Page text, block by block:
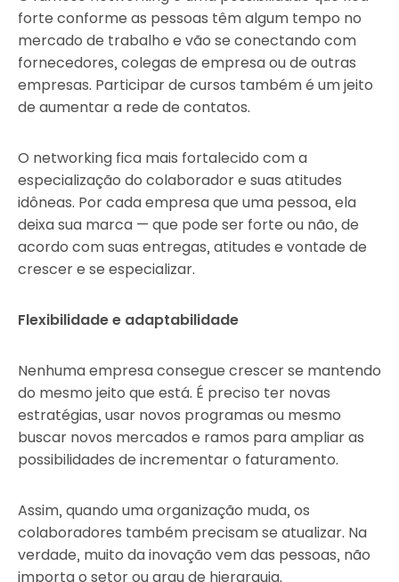
forte conforme as pessoas têm algum tempo no
mercado de trabalho e vão se conectando com
fornecedores, colegas de empresa ou de outras
empresas. Participar de cursos também é um jeito
de aumentar a rede de contatos.
O networking fica mais fortalecido com a
especialização do colaborador e suas atitudes
idôneas. Por cada empresa que uma pessoa, ela
deixa sua marca — que pode ser forte ou não, de
acordo com suas entregas, atitudes e vontade de
crescer e se especializar.
Flexibilidade e adaptabilidade
Nenhuma empresa consegue crescer se mantendo
do mesmo jeito que está. É preciso ter novas
estratégias, usar novos programas ou mesmo
buscar novos mercados e ramos para ampliar as
possibilidades de incrementar o faturamento.
Assim, quando uma organização muda, os
colaboradores também precisam se atualizar. Na
verdade, muito da inovação vem das pessoas, não
importa o setor ou grau de hierarquia.